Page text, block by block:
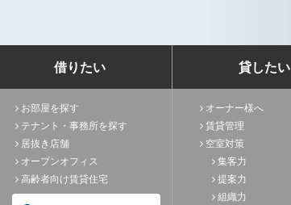
借りたい
お部屋を探す
テナント・事務所を探す
居抜き店舗
オープンオフィス
高齢者向け賃貸住宅
貸したい
オーナー様へ
賃貸管理
空室対策
集客力
提案力
組織力